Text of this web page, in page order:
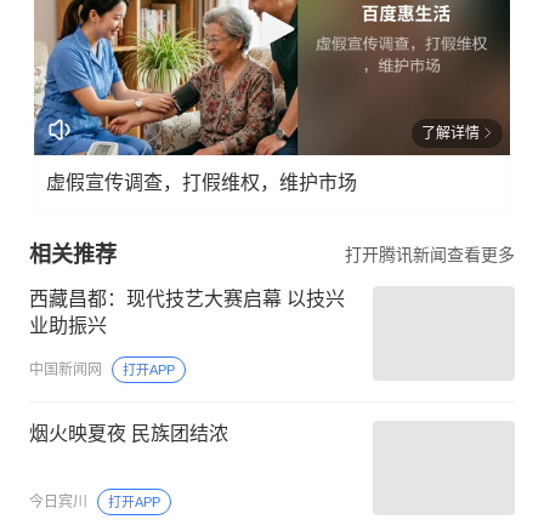
了解详情
虚假宣传调查，打假维权，维护市场
相关推荐 打开腾讯新闻查看更多
西藏昌都：现代技艺大赛启幕 以技兴
业助振兴
中国新闻网 打开APP
烟火映夏夜 民族团结浓
今日宾川 打开APP